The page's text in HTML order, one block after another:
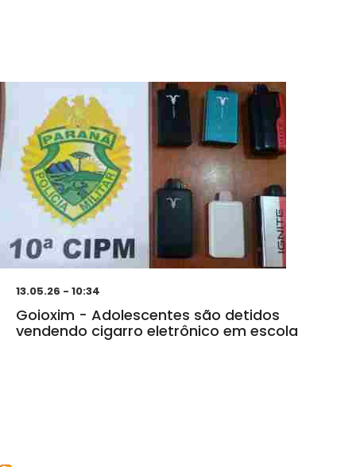
13.05.26 - 10:34
Goioxim - Adolescentes são detidos
vendendo cigarro eletrônico em escola